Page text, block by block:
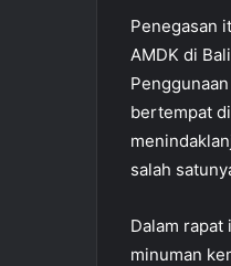
Penegasan
AMDK di
bertempat
salah
Dalam
minuman